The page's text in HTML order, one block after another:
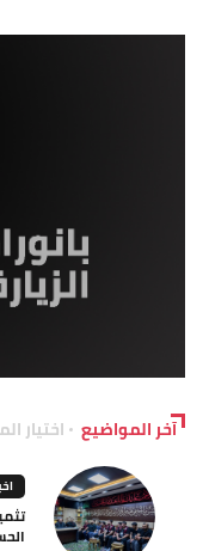
آخر المواضيع اختيار